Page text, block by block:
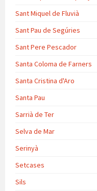
Sant Miquel de Fluvià
Sant Pau de Segúries
Sant Pere Pescador
Santa Coloma de Farners
Santa Cristina d'Aro
Santa Pau
Sarrià de Ter
Selva de Mar
Serinyà
Setcases
Sils